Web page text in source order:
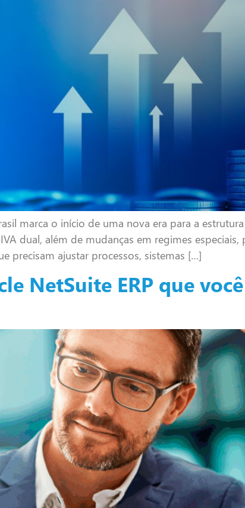
marca o início de uma nova era para a
dual, além de mudanças em regimes
precisam ajustar processos, sistemas […]
NetSuite ERP que